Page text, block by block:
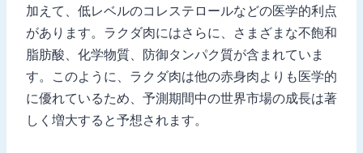
加えて、低レベルのコレステロールなどの医学的利点
があります。ラクダ肉にはさらに、さまざまな不飽和
脂肪酸、化学物質、防御タンパク質が含まれていま
す。このように、ラクダ肉は他の赤身肉よりも医学的
に優れているため、予測期間中の世界市場の成長は著
しく増大すると予想されます。